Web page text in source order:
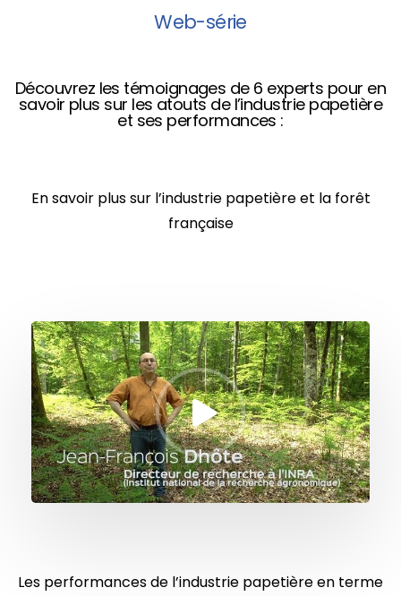
Web-série
Découvrez les témoignages de 6 experts pour en
savoir plus sur les atouts de l’industrie papetière
et ses performances :
En savoir plus sur l’industrie papetière et la forêt
française
Les performances de l’industrie papetière en terme